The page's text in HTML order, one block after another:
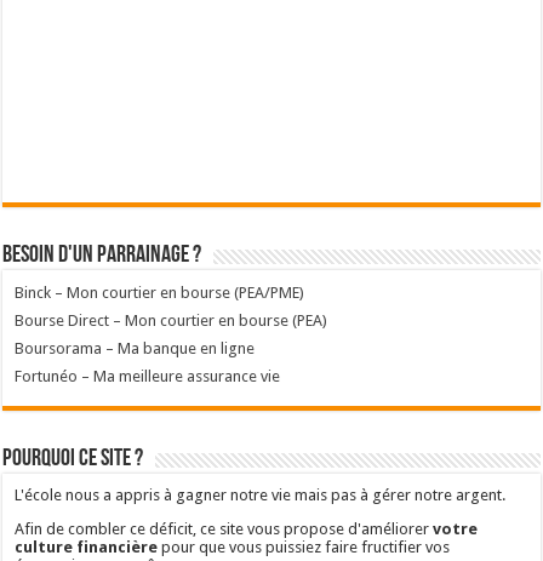
Besoin d'un parrainage ?
Binck – Mon courtier en bourse (PEA/PME)
Bourse Direct – Mon courtier en bourse (PEA)
Boursorama – Ma banque en ligne
Fortunéo – Ma meilleure assurance vie
Pourquoi ce site ?
L'école nous a appris à gagner notre vie mais pas à gérer notre argent.
Afin de combler ce déficit, ce site vous propose d'améliorervotre
culture financière pour que vous puissiez faire fructifier vos